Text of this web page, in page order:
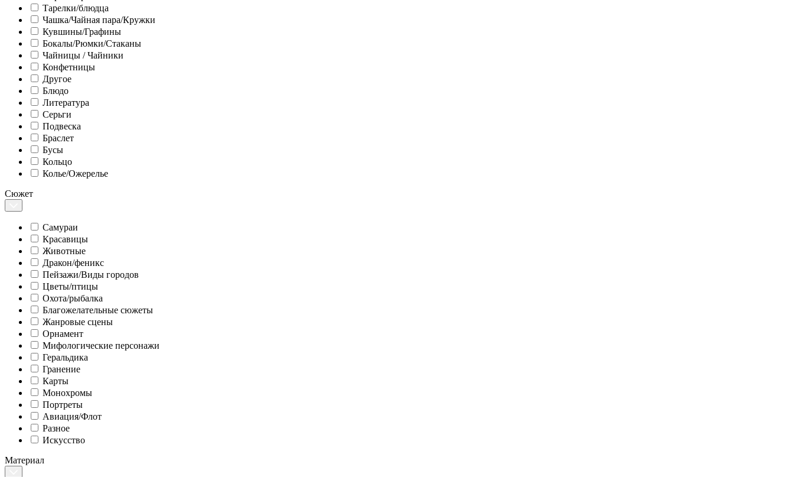
Тарелки/блюдца
Чашка/Чайная пара/Кружки
Кувшины/Графины
Бокалы/Рюмки/Стаканы
Чайницы / Чайники
Конфетницы
Другое
Блюдо
Литература
Серьги
Подвеска
Браслет
Бусы
Кольцо
Колье/Ожерелье
Сюжет
Самураи
Красавицы
Животные
Дракон/феникс
Пейзажи/Виды городов
Цветы/птицы
Охота/рыбалка
Благожелательные сюжеты
Жанровые сцены
Орнамент
Мифологические персонажи
Геральдика
Гранение
Карты
Монохромы
Портреты
Авиация/Флот
Разное
Искусство
Материал